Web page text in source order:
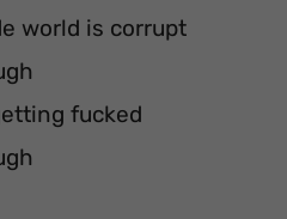
world is corrupt
fucked